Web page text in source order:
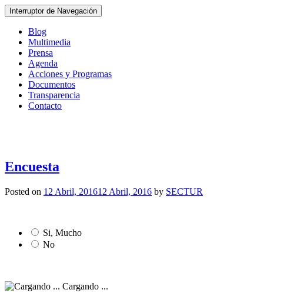
Interruptor de Navegación
Blog
Multimedia
Prensa
Agenda
Acciones y Programas
Documentos
Transparencia
Contacto
Encuesta
Posted on 12 Abril, 201612 Abril, 2016 by SECTUR
Si, Mucho
No
Cargando ...